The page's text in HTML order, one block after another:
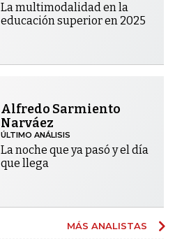
La multimodalidad en la
educación superior en 2025
Alfredo Sarmiento
Narváez
ÚLTIMO ANÁLISIS
La noche que ya pasó y el día
que llega
MÁS ANALISTAS